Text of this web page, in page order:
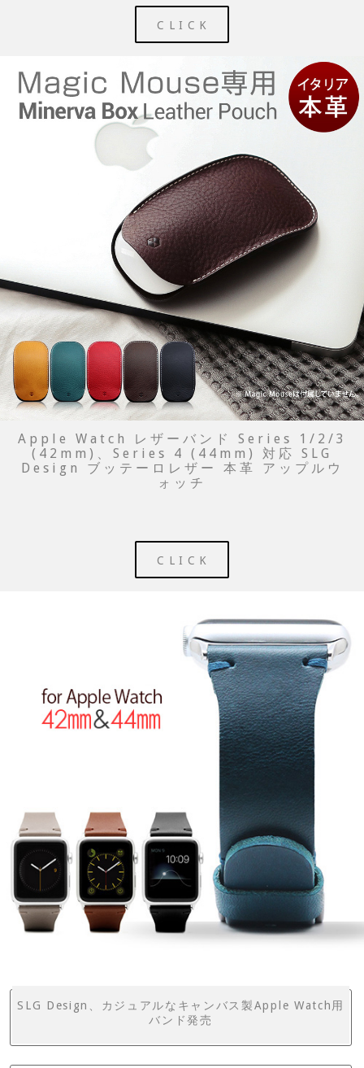
CLICK
Apple Watch レザーバンド Series 1/2/3
(42mm)、Series 4 (44mm) 対応 SLG
Design ブッテーロレザー 本革 アップルウ
ォッチ
CLICK
SLG Design、カジュアルなキャンバス製Apple Watch用
バンド発売